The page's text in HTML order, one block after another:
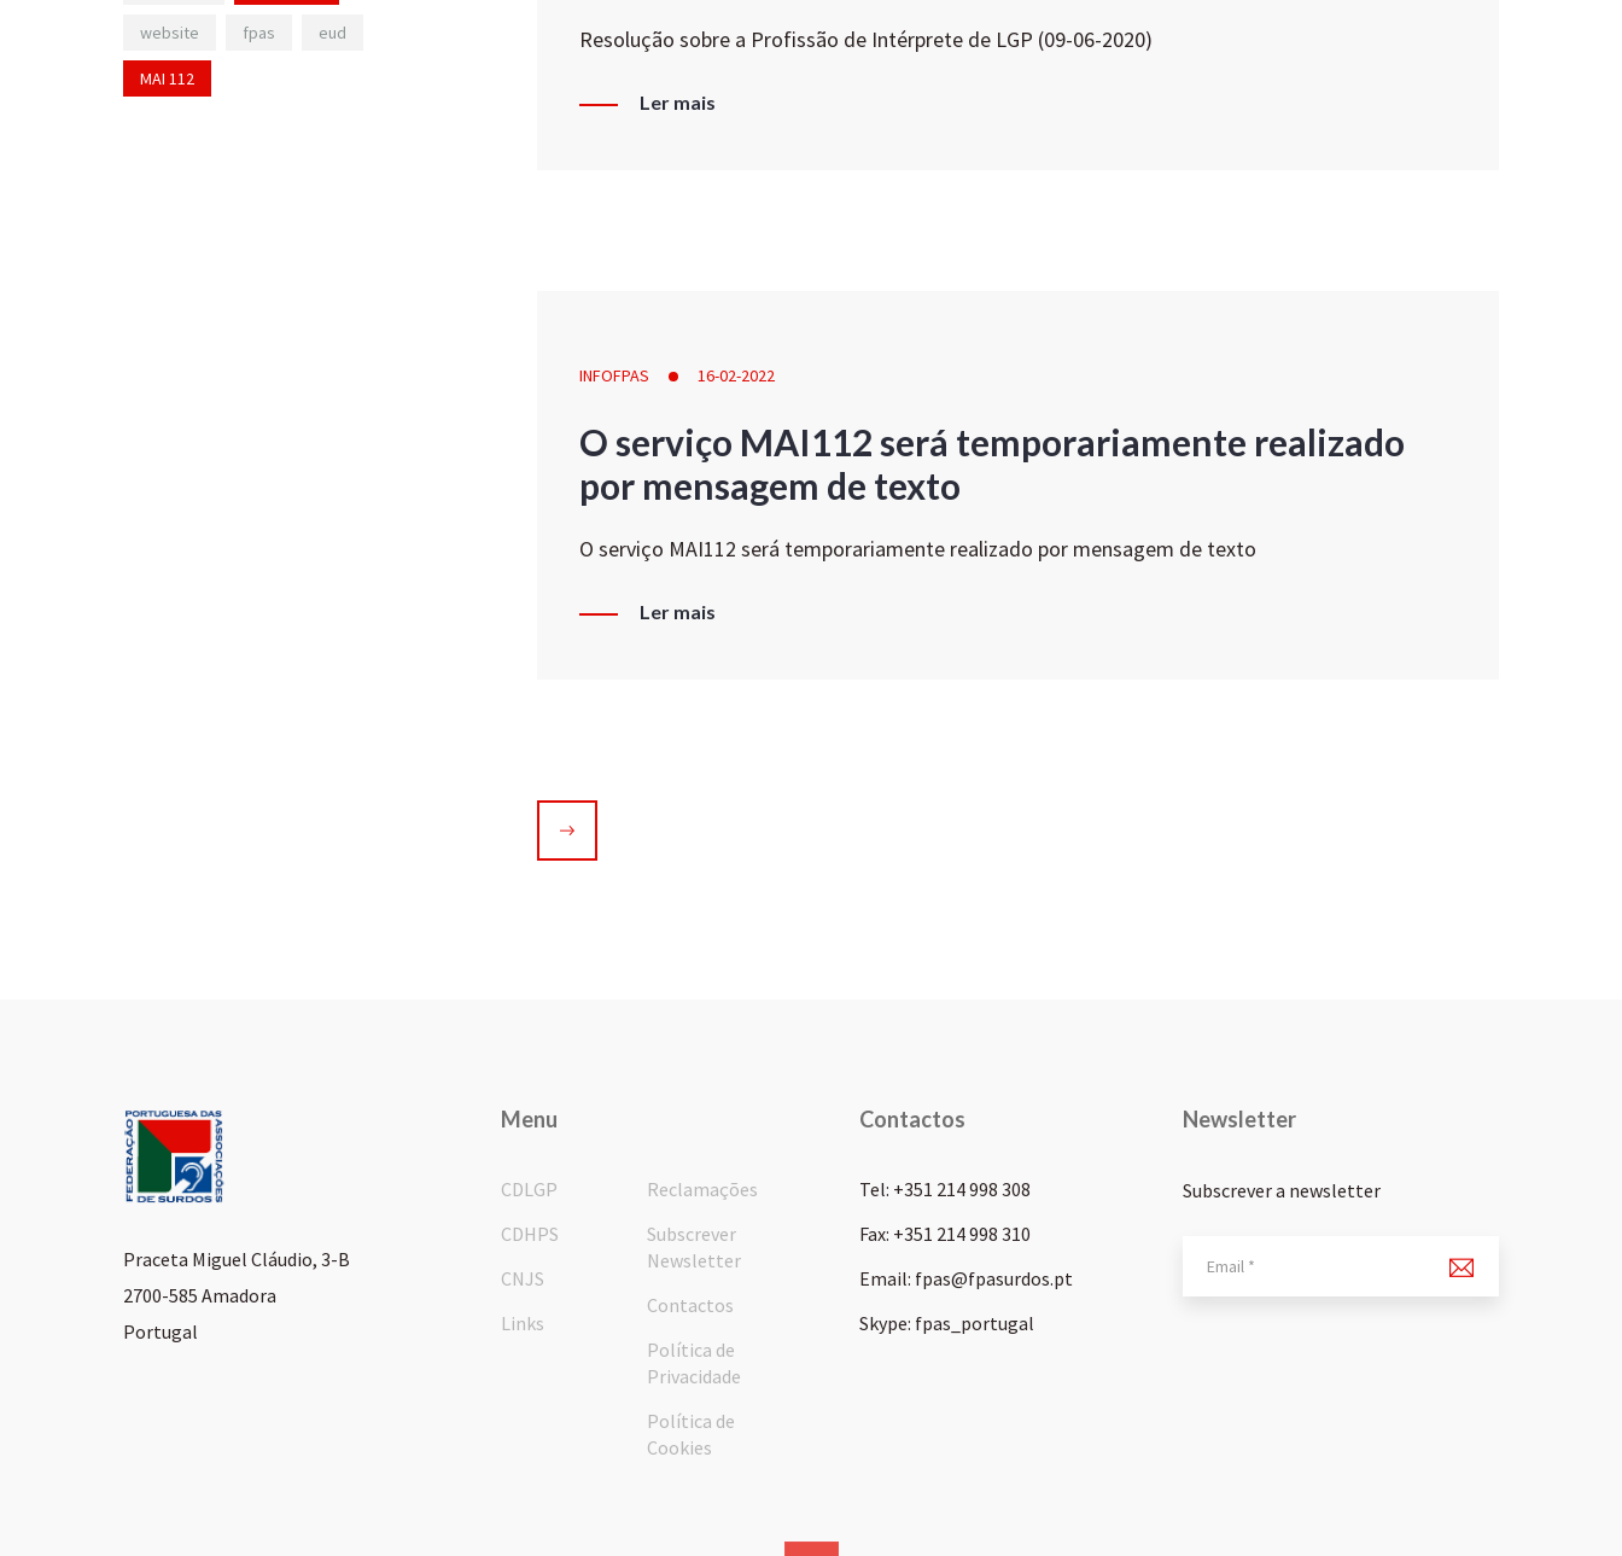
Resolução sobre a Profissão de Intérprete de LGP (09-06-2020)
Ler mais
INFOFPAS 16-02-2022
O serviço MAI112 será temporariamente realizado
por mensagem de texto
O serviço MAI112 será temporariamente realizado por mensagem de texto
Ler mais
website fpas eud
MAI 112
Praceta Miguel Cláudio, 3-B
2700-585 Amadora
Portugal
Menu
CDLGP
CDHPS
CNJS
Links
Reclamações
Subscrever
Newsletter
Contactos
Política de
Privacidade
Política de
Cookies
Contactos
Tel: +351 214 998 308
Fax: +351 214 998 310
Email: fpas@fpasurdos.pt
Skype: fpas_portugal
Newsletter
Subscrever a newsletter